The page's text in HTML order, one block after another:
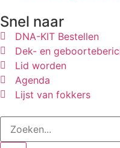
Snel naar
DNA-KIT Bestellen
Dek- en
Lid worden
Agenda
Lijst van fokkers